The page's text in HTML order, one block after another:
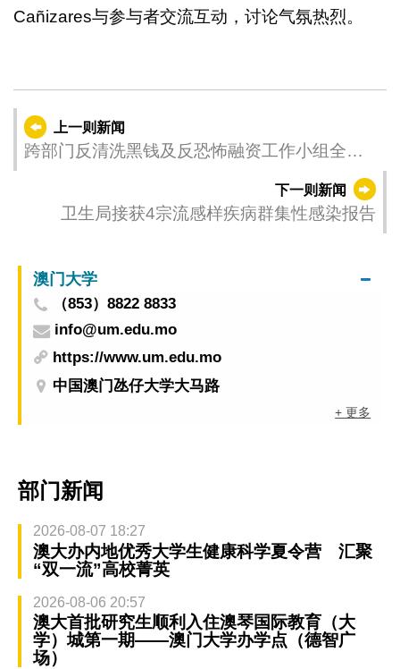
Cañizares与参与者交流互动，讨论气氛热烈。
上一则新闻
跨部门反清洗黑钱及反恐怖融资工作小组全体
下一则新闻
卫生局接获4宗流感样疾病群集性感染报告
澳门大学
（853）8822 8833
info@um.edu.mo
https://www.um.edu.mo
中国澳门氹仔大学大马路
+ 更多
部门新闻
2026-08-07 18:27
澳大办内地优秀大学生健康科学夏令营 汇聚
“双一流”高校菁英
2026-08-06 20:57
澳大首批研究生顺利入住澳琴国际教育（大
学）城第一期——澳门大学办学点（德智广
场）